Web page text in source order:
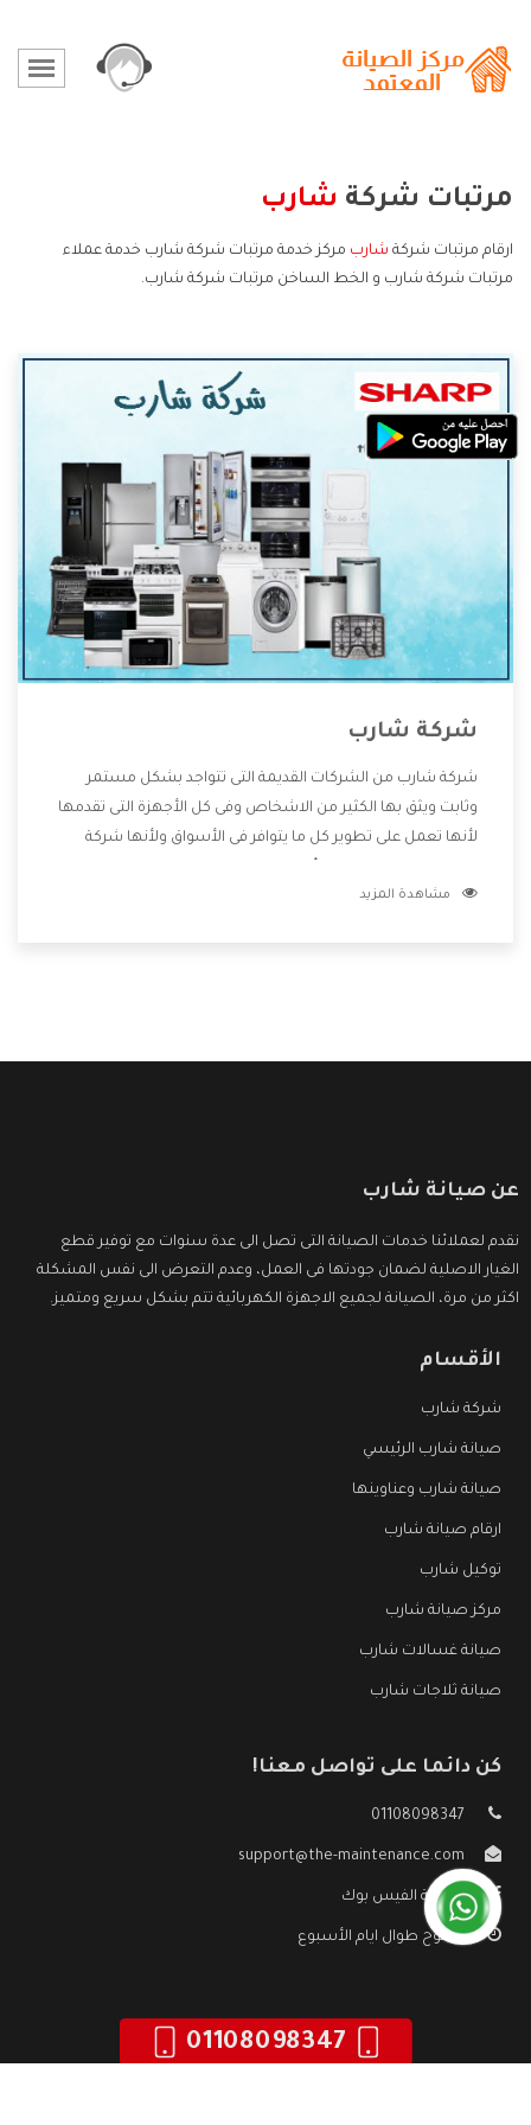
مرتبات شركة شارب
ارقام مرتبات شركة شارب مركز خدمة مرتبات شركة شارب خدمة عملاء
مرتبات شركة شارب و الخط الساخن مرتبات شركة شارب.
شركة شارب
شركة شارب من الشركات القديمة التى تتواجد بشكل مستمر
وثابت ويثق بها الكثير من الاشخاص وفى كل الأجهزة التى تقدمها
لأنها تعمل على تطوير كل ما يتوافر فى الأسواق ولأنها شركة
وتقدم للعملاء أقوى العروض والخصومات التى تسهل على
مشاهدة المزيد
عن صيانة شارب
نقدم لعملائنا خدمات الصيانة التى تصل الى عدة سنوات مع توفير قطع
الغيار الاصلية لضمان جودتها فى العمل، وعدم التعرض الى نفس المشكلة
اكثر من مرة، الصيانة لجميع الاجهزة الكهربائية تتم بشكل سريع ومتميز.
الأقسام
شركة شارب
صيانة شارب الرئيسي
صيانة شارب وعناوينها
ارقام صيانة شارب
توكيل شارب
مركز صيانة شارب
صيانة غسالات شارب
صيانة ثلاجات شارب
كن دائما على تواصل معنا!
01108098347
support@the-maintenance.com
صفحة الفيس بوك
مفتوح طوال ايام الأسبوع
01108098347